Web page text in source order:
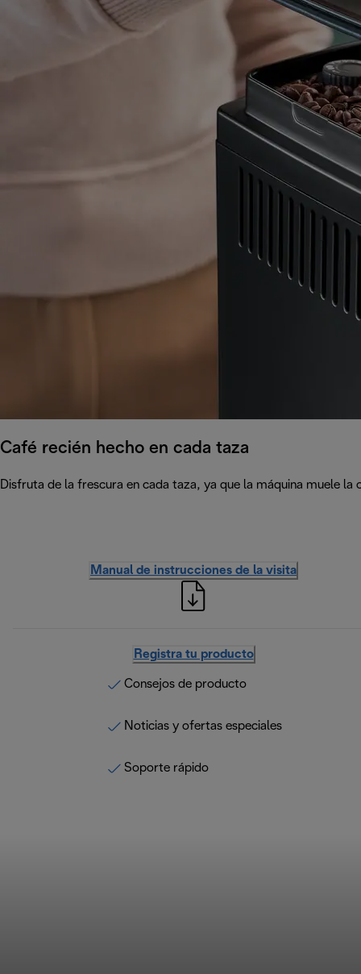
Café recién hecho en cada taza
Disfruta de la frescura en cada taza, ya que la máquina muele
Manual de instrucciones de la visita
Registra tu producto
Consejos de producto
Noticias y ofertas especiales
Soporte rápido